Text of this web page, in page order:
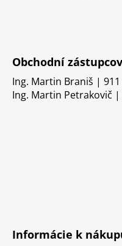
Obchodní
Ing. Martin Braniš | 911
Ing. Martin Petrakovič |
Informácie k